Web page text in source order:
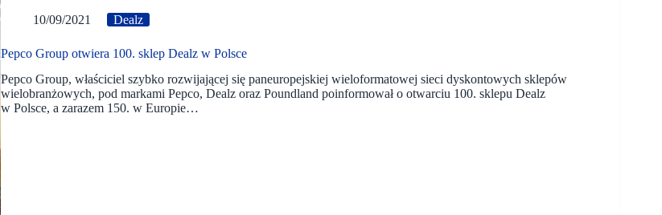
10/09/2021 Dealz
Pepco Group otwiera 100. sklep Dealz w Polsce
Pepco Group, właściciel szybko rozwijającej się paneuropejskiej wieloformatowej sieci dyskontowych sklepów
wielobranżowych, pod markami Pepco, Dealz oraz Poundland poinformował o otwarciu 100. sklepu Dealz
w Polsce, a zarazem 150. w Europie…